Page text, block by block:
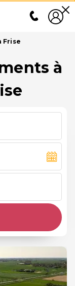
Frise
à